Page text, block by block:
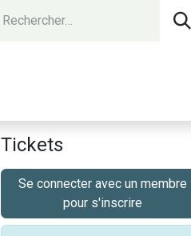
Tickets
Se connecter avec un membre
pour s'inscrire